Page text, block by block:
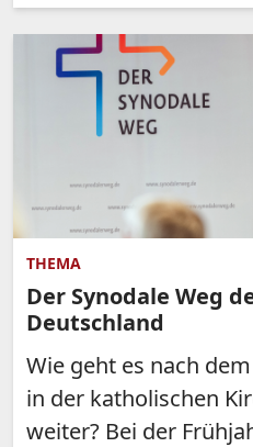
THEMA
Der Synodale Weg
Deutschland
Wie geht es nach
in der katholischen
weiter? Bei der